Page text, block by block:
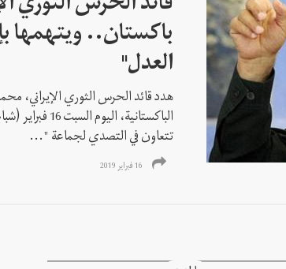
باکستان.. ويتهمها
العدل"
هدد قائد الحرس الثوري الإيراني،
الباكستانية،
تتعاون في التصدي لجماعة "...
16 فبراير 2019